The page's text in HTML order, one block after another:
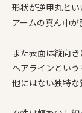
形状が逆甲丸とい
アームの真ん中が
また表面は縦向き
ヘアラインという
他にはない独特な